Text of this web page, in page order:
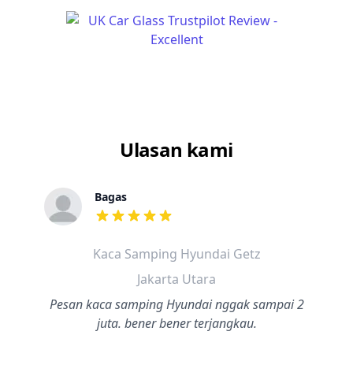
Ulasan kami
Bagas
dari ulasan adalah bintang lima
Kaca Samping Hyundai Getz
Jakarta Utara
Pesan kaca samping Hyundai nggak sampai 2
juta. bener bener terjangkau.